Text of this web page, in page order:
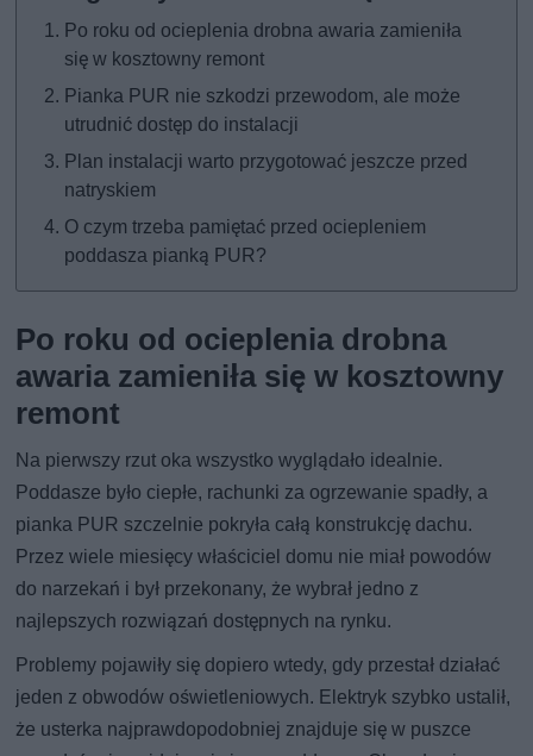
Po roku od ocieplenia drobna awaria zamieniła
się w kosztowny remont
Pianka PUR nie szkodzi przewodom, ale może
utrudnić dostęp do instalacji
Plan instalacji warto przygotować jeszcze przed
natryskiem
O czym trzeba pamiętać przed ociepleniem
poddasza pianką PUR?
Po roku od ocieplenia drobna
awaria zamieniła się w kosztowny
remont
Na pierwszy rzut oka wszystko wyglądało idealnie.
Poddasze było ciepłe, rachunki za ogrzewanie spadły, a
pianka PUR szczelnie pokryła całą konstrukcję dachu.
Przez wiele miesięcy właściciel domu nie miał powodów
do narzekań i był przekonany, że wybrał jedno z
najlepszych rozwiązań dostępnych na rynku.
Problemy pojawiły się dopiero wtedy, gdy przestał działać
jeden z obwodów oświetleniowych. Elektryk szybko ustalił,
że usterka najprawdopodobniej znajduje się w puszce